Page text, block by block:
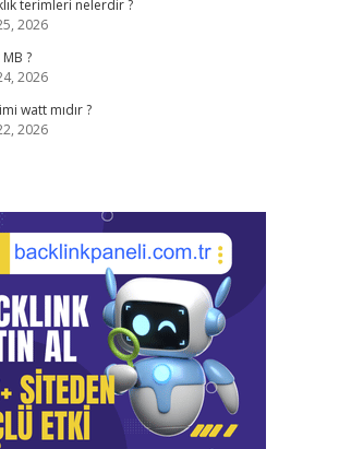
terimleri nelerdir ?
2026
?
2026
watt mıdır ?
2026